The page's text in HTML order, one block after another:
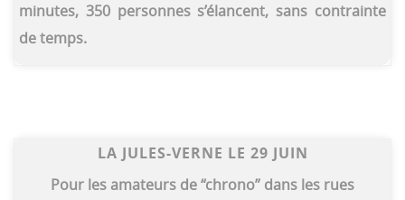
minutes, 350 personnes s’élancent, sans contrainte
de temps.
LA JULES-VERNE LE 29 JUIN
Pour les amateurs de “chrono” dans les rues